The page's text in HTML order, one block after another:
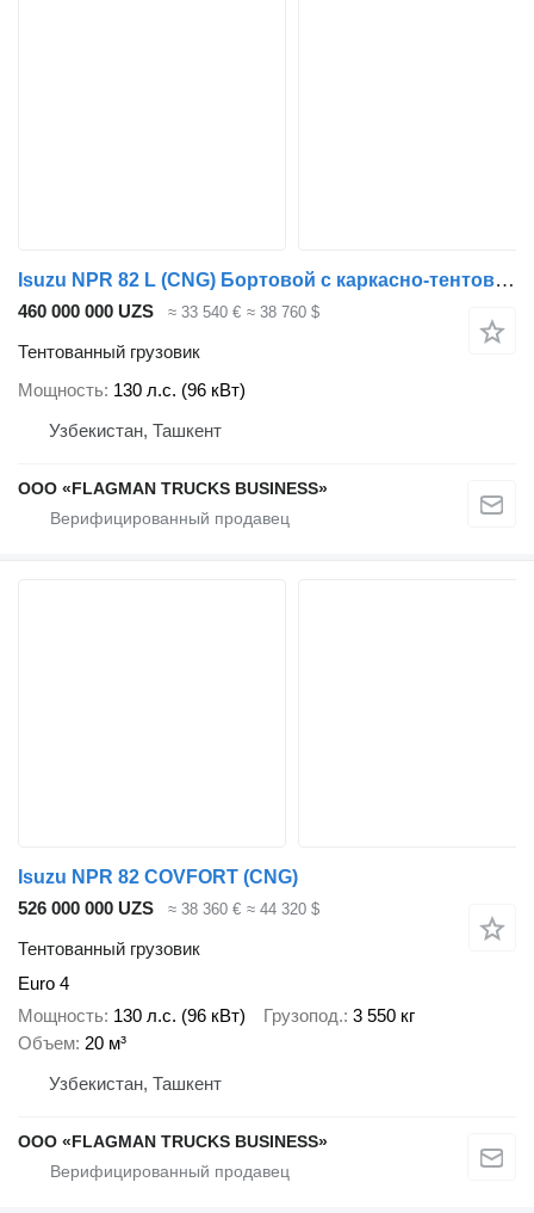
Isuzu NPR 82 L (CNG) Бортовой с каркасно-тентовой платформой
460 000 000 UZS ≈ 33 540 € ≈ 38 760 $
Тентованный грузовик
Мощность 130 л.с. (96 кВт)
Узбекистан, Ташкент
ООО «FLAGMAN TRUCKS BUSINESS»
Isuzu NPR 82 COVFORT (CNG)
526 000 000 UZS
≈ 38 360 € ≈ 44 320 $
Тентованный грузовик
Euro 4
Мощность 130 л.с. (96 кВт) Грузопод. 3 550 кг
Объем 20 м³
Узбекистан, Ташкент
ООО «FLAGMAN TRUCKS BUSINESS»